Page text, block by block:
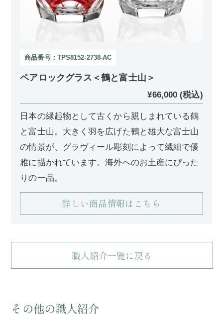
商品番号：TPS8152-2738-AC
ペアロックグラス＜鶴と富士山＞
¥66,000 (税込)
日本の縁起物として古くから親しまれている鶴
と富士山。大きく羽を広げた鶴と雄大な富士山
の情景が、グラヴィール彫刻によって繊細で優
雅に描かれています。海外へのお土産にぴった
りの一品。
詳しい商品情報はこちら
職人紹介一覧に戻る
その他の職人紹介